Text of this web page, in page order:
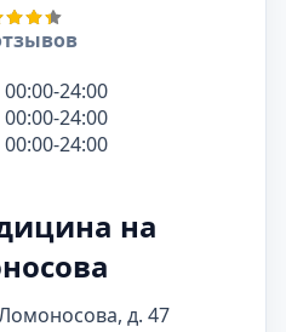
00:00-24:00
00:00-24:00
00:00-24:00
на
д. 47